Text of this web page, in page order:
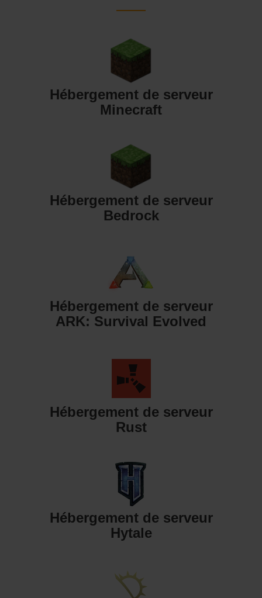
Hébergement de serveur
Minecraft
Hébergement de serveur
Bedrock
Hébergement de serveur
ARK: Survival Evolved
Hébergement de serveur
Rust
Hébergement de serveur
Hytale